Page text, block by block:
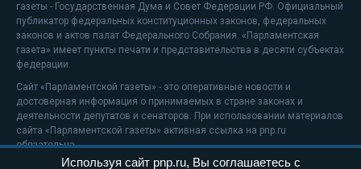
газеты - Государственная Дума и Совет Федерации РФ. Официальный
публикатор федеральных конституционных законов, федеральных
законов и актов палат Федерального Собрания. «Парламентская
газета» имеет пункты печати и представительства в десяти субъектах
федерации.
Сайт «Парламентской газеты» - это оперативные новости и
достоверная информация о принимаемых в стране законах и
деятельности депутатов и сенаторов. При использовании материалов
сайта «Парламентской газеты» активная ссылка на pnp.ru
обязательна.
Используя сайт pnp.ru, Вы соглашаетесь с